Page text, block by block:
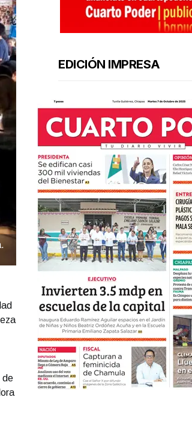
de
EDICIÓN IMPRESA